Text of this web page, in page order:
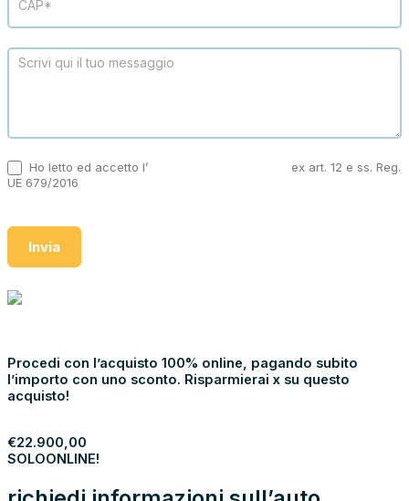
Ho letto ed accetto l’
ex art. 12 e ss. Reg.
UE 679/2016
Invia
Procedi con l’acquisto 100% online, pagando subito
l’importo con uno sconto. Risparmierai x su questo
acquisto!
€22.900,00
SOLOONLINE!